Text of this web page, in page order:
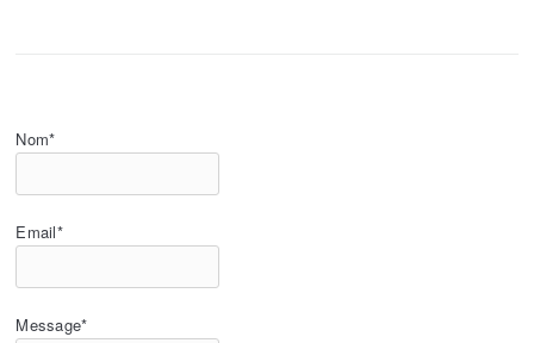
Nom*
Email*
Message*